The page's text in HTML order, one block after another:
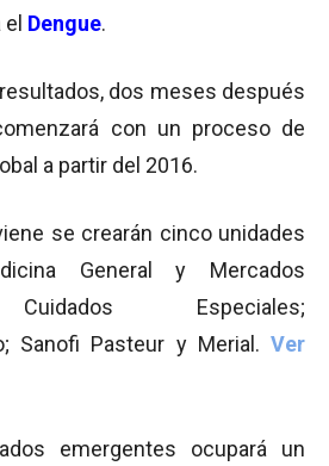
Dengue.
dos meses después
con un proceso de
a partir del 2016.
se crearán cinco unidades
General y Mercados
Especiales;
Sanofi Pasteur y Merial. Ver
emergentes ocupará un